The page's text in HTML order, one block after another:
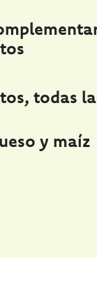
todas
y maíz